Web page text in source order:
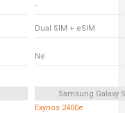
-
Dual SIM + eSIM
Ne
Samsung Galaxy
Exynos 2400e